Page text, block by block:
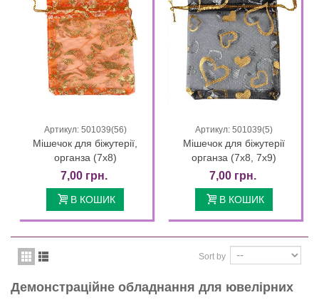
Артикул: 501039(56)
Мішечок для біжутерії,
органза (7х8)
7,00 грн.
В КОШИК
Артикул: 501039(5)
Мішечок для біжутерії
органза (7х8, 7х9)
7,00 грн.
В КОШИК
Sort by
Демонстраційне обладнання для ювелірних